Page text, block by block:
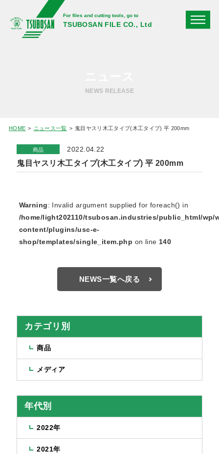
For files and cutting tools, go to
TSUBOSAN FILE CO., Ltd
NEWS RELEASE
HOME ニュース一覧 鬼目ヤスリ木工タイプ(木工タイプ) 平 200mm
商品 2022.04.22
鬼目ヤスリ木工タイプ(木工タイプ) 平 200mm
Warning: Invalid argument supplied for foreach() in
/home/light202110/tsubosan.industries/public_html/wp/
content/plugins/usc-e-
shop/templates/single_item.php on line 140
NEWS一覧へ戻る
カテゴリ別
商品
メディア
年代別
2022年
2021年